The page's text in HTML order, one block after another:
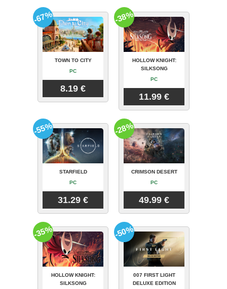
TOWN TO CITY
PC
8.19 €
-67%
HOLLOW KNIGHT:
SILKSONG
PC
11.99 €
-38%
STARFIELD
PC
31.29 €
-55%
CRIMSON DESERT
PC
49.99 €
-28%
HOLLOW KNIGHT:
SILKSONG
-35%
007 FIRST LIGHT
DELUXE EDITION
-50%